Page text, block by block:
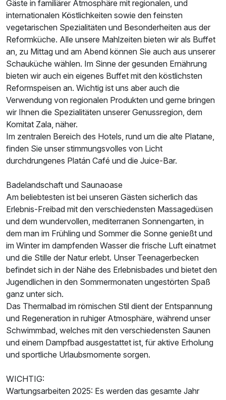
Gäste in familiärer Atmosphäre mit regionalen, und
internationalen Köstlichkeiten sowie den feinsten
vegetarischen Spezialitäten und Besonderheiten aus der
Reformküche. Alle unsere Mahlzeiten bieten wir als Buffet
an, zu Mittag und am Abend können Sie auch aus unserer
Schauküche wählen. Im Sinne der gesunden Ernährung
bieten wir auch ein eigenes Buffet mit den köstlichsten
Reformspeisen an. Wichtig ist uns aber auch die
Verwendung von regionalen Produkten und gerne bringen
wir Ihnen die Spezialitäten unserer Genussregion, dem
Komitat Zala, näher.
Im zentralen Bereich des Hotels, rund um die alte Platane,
finden Sie unser stimmungsvolles von Licht
durchdrungenes Platán Café und die Juice-Bar.
Badelandschaft und Saunaoase
Am beliebtesten ist bei unseren Gästen sicherlich das
Erlebnis-Freibad mit den verschiedensten Massagedüsen
und dem wundervollen, mediterranen Sonnengarten, in
dem man im Frühling und Sommer die Sonne genießt und
im Winter im dampfenden Wasser die frische Luft einatmet
und die Stille der Natur erlebt. Unser Teenagerbecken
befindet sich in der Nähe des Erlebnisbades und bietet den
Jugendlichen in den Sommermonaten ungestörten Spaß
ganz unter sich.
Das Thermalbad im römischen Stil dient der Entspannung
und Regeneration in ruhiger Atmosphäre, während unser
Schwimmbad, welches mit den verschiedensten Saunen
und einem Dampfbad ausgestattet ist, für aktive Erholung
und sportliche Urlaubsmomente sorgen.
WICHTIG:
Wartungsarbeiten 2025: Es werden das gesamte Jahr